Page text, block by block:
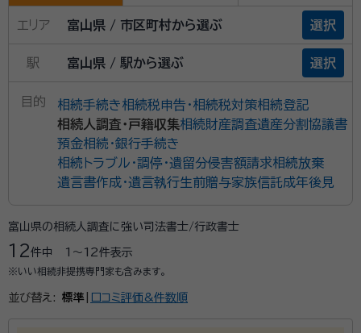
エリア 富山県 / 市区町村から選ぶ 選択
駅 富山県 / 駅から選ぶ 選択
目的 相続手続き相続税申告・相続税対策相続登記
相続人調査・戸籍収集相続財産調査遺産分割協議書
預金相続・銀行手続き
相続トラブル・調停・遺留分侵害額請求相続放棄
遺言書作成・遺言執行生前贈与家族信託成年後見
富山県の相続人調査に強い司法書士/行政書士
12件中 1〜12件表示
※いい相続非提携専門家も含みます。
並び替え: 標準 口コミ評価&件数順